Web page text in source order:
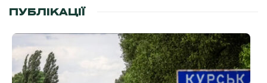
ПУБЛІКАЦІЇ